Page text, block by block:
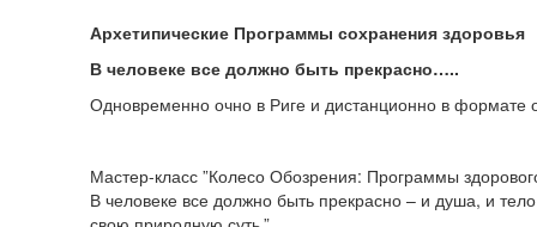
Архетипические Программы сохранения здоровья
В человеке все должно быть прекрасно…..
Одновременно очно в Риге и дистанционно в формате
Мастер-класс ”Колесо Обозрения: Программы
В человеке все должно быть прекрасно – и душа, и